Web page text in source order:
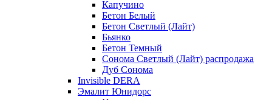
Капучино
Бетон Белый
Бетон Светлый (Лайт)
Бьянко
Бетон Темный
Сонома Светлый (Лайт) распродажа
Дуб Сонома
Invisible DERA
Эмалит Юнидорс